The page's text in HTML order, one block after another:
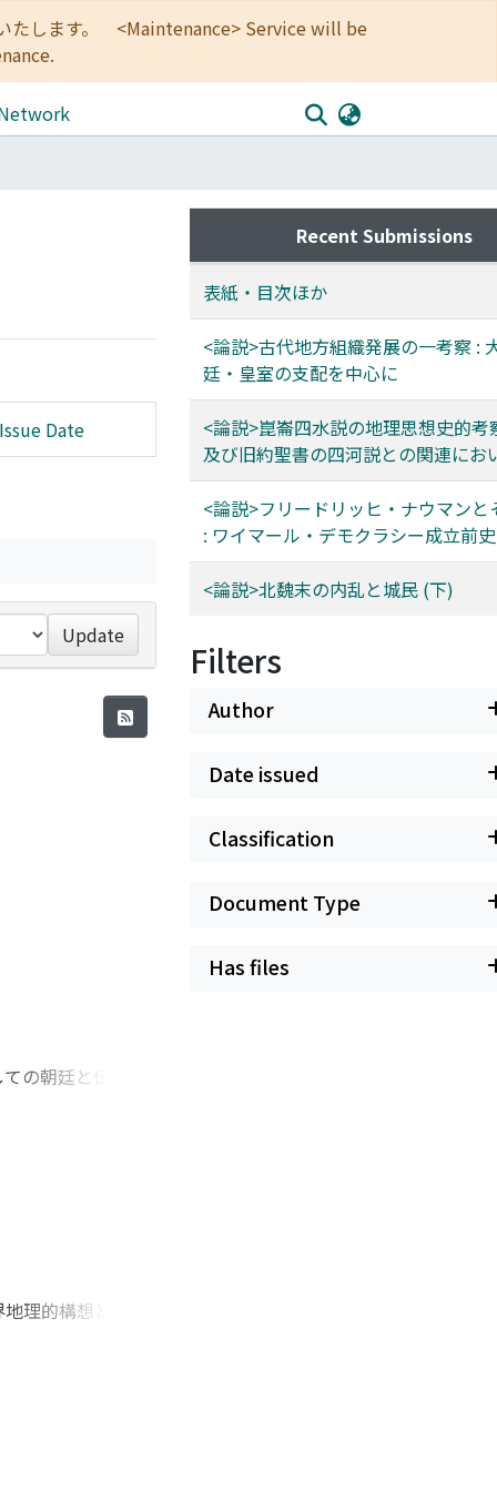
たします。 <Maintenance> Service will be
Date
Update
の朝廷と伝統的
二系列で展開す
し、朝廷のそれ
での組織の存在
織の全国的拡大
理的構想として
らガンジス、イ
。一体このよう
そうした積極的
面の民族の間に
Recent Submissions
表紙・目次ほか
<論説>古代地方組織発展の一考察 :
廷・皇室の支配を中心に
<論説>崑崙四水説の地理思想史的考
及び旧約聖書の四河説との関連にお
<論説>フリードリッヒ・ナウマンと
: ワイマール・デモクラシー成立前史
<論説>北魏末の内乱と城民 (下)
Filters
Author
Date issued
Classification
Document Type
Has files